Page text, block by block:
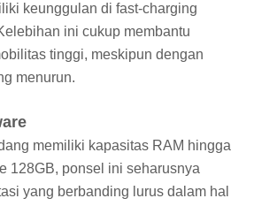
keunggulan di fast-charging
ini cukup membantu
tinggi, meskipun dengan
menurun.
memiliki kapasitas RAM hingga
128GB, ponsel ini seharusnya
yang berbanding lurus dalam hal